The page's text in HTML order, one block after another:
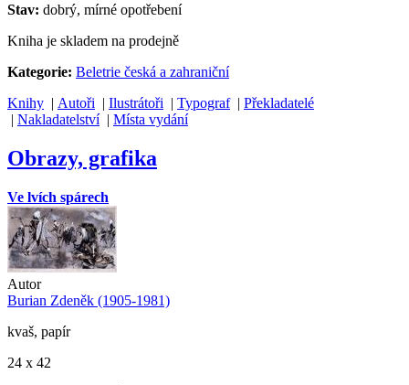
Stav: dobrý, mírné opotřebení
Kniha je skladem na prodejně
Kategorie: Beletrie česká a zahraniční
Knihy | Autoři | Ilustrátoři | Typograf| Překladatelé
| Nakladatelství| Místa vydání
Obrazy, grafika
Ve lvích spárech
Autor
Burian Zdeněk (1905-1981)
kvaš, papír
24 x 42